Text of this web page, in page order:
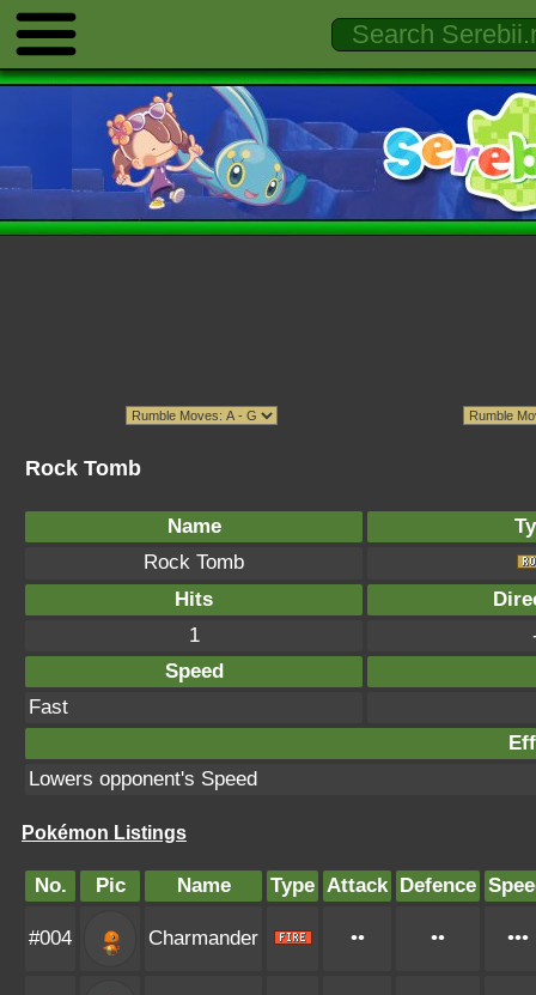
Rock Tomb
Name
Rock Tomb
Hits
1
Speed
Fast
Lowers opponent's Speed
Pokémon Listings
No. Pic Name Type Attack Defence
#004 Charmander •• •• •••